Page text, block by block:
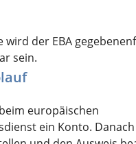
wird der EBA
sein.
europäischen
ein Konto.